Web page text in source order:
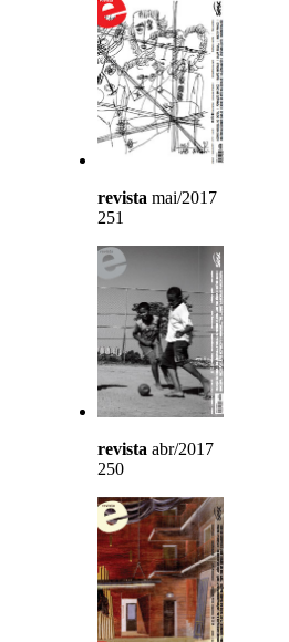
revista mai/2017
251
revista abr/2017
250